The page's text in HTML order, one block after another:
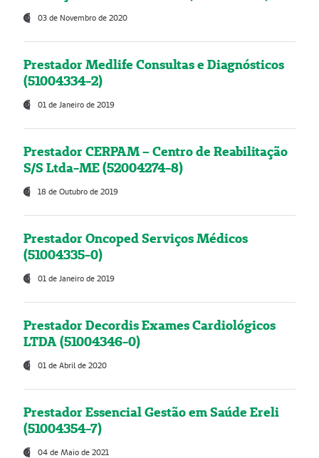
03 de Novembro de 2020
Prestador Medlife Consultas e Diagnósticos
(51004334-2)
01 de Janeiro de 2019
Prestador CERPAM – Centro de Reabilitação
S/S Ltda-ME (52004274-8)
18 de Outubro de 2019
Prestador Oncoped Serviços Médicos
(51004335-0)
01 de Janeiro de 2019
Prestador Decordis Exames Cardiológicos
LTDA (51004346-0)
01 de Abril de 2020
Prestador Essencial Gestão em Saúde Ereli
(51004354-7)
04 de Maio de 2021